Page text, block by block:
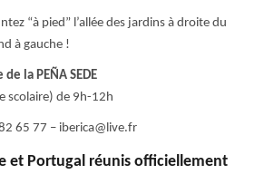
“à pied” l’allée des jardins à droite du
à gauche !
la PEÑA SEDE
scolaire) de 9h-12h
65 77 – iberica@live.fr
et Portugal réunis officiellement